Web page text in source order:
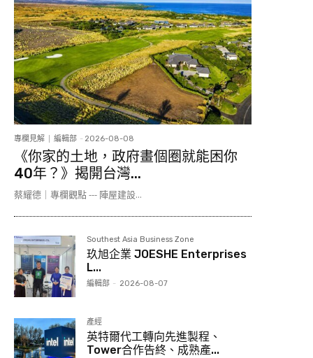
專欄見解 編輯部 - 2026-08-08
《你家的土地，政府畫個圈就能困你
40年？》揭開台灣...
蔡耀德｜專欄觀點 --- 陣屋建設...
Southest Asia Business Zone
玖旭企業 JOESHE Enterprises
L...
編輯部 - 2026-08-07
產經
英特爾代工轉向先進製程、
Tower合作告終、成熟產...